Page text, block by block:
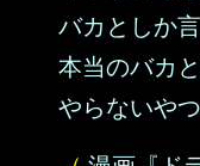
バカとしか
本当のバカと
やらないや